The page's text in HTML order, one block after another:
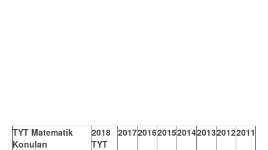
TYT Matematik
Konuları
2018
TYT
2017201620152014201320122011